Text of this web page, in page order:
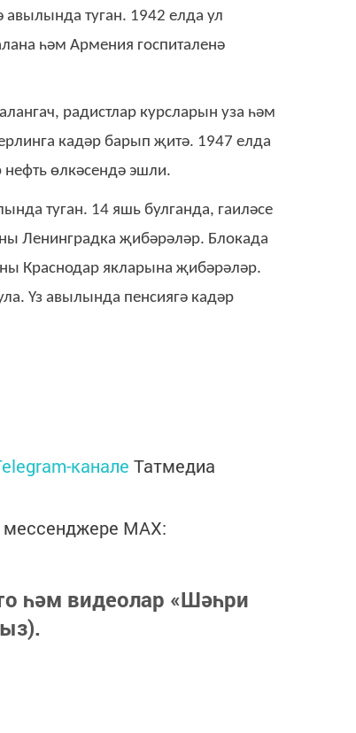
туган. 1942 елда ул
һәм Армения госпиталенә
радистлар курсларын уза һәм
кадәр барып җитә. 1947 елда
өлкәсендә эшли.
туган. 14 яшь булганда, гаиләсе
Ленинградка җибәрәләр. Блокада
Краснодар якларына җибәрәләр.
Үз авылында пенсиягә кадәр
канале Татмедиа
мессенджере MАХ:
һәм видеолар «Шәһри